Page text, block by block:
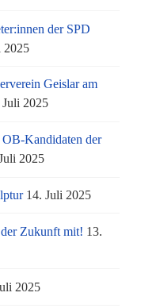
der SPD
2025
Geislar am
Juli 2025
Kandidaten der
2025
14. Juli 2025
Zukunft mit! 13.
2025